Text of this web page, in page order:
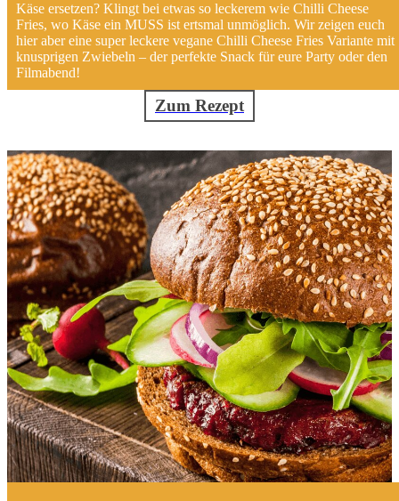
Käse ersetzen? Klingt bei etwas so leckerem wie Chilli Cheese
Fries, wo Käse ein MUSS ist ertsmal unmöglich. Wir zeigen euch
hier aber eine super leckere vegane Chilli Cheese Fries Variante mit
knusprigen Zwiebeln – der perfekte Snack für eure Party oder den
Filmabend!
Zum Rezept